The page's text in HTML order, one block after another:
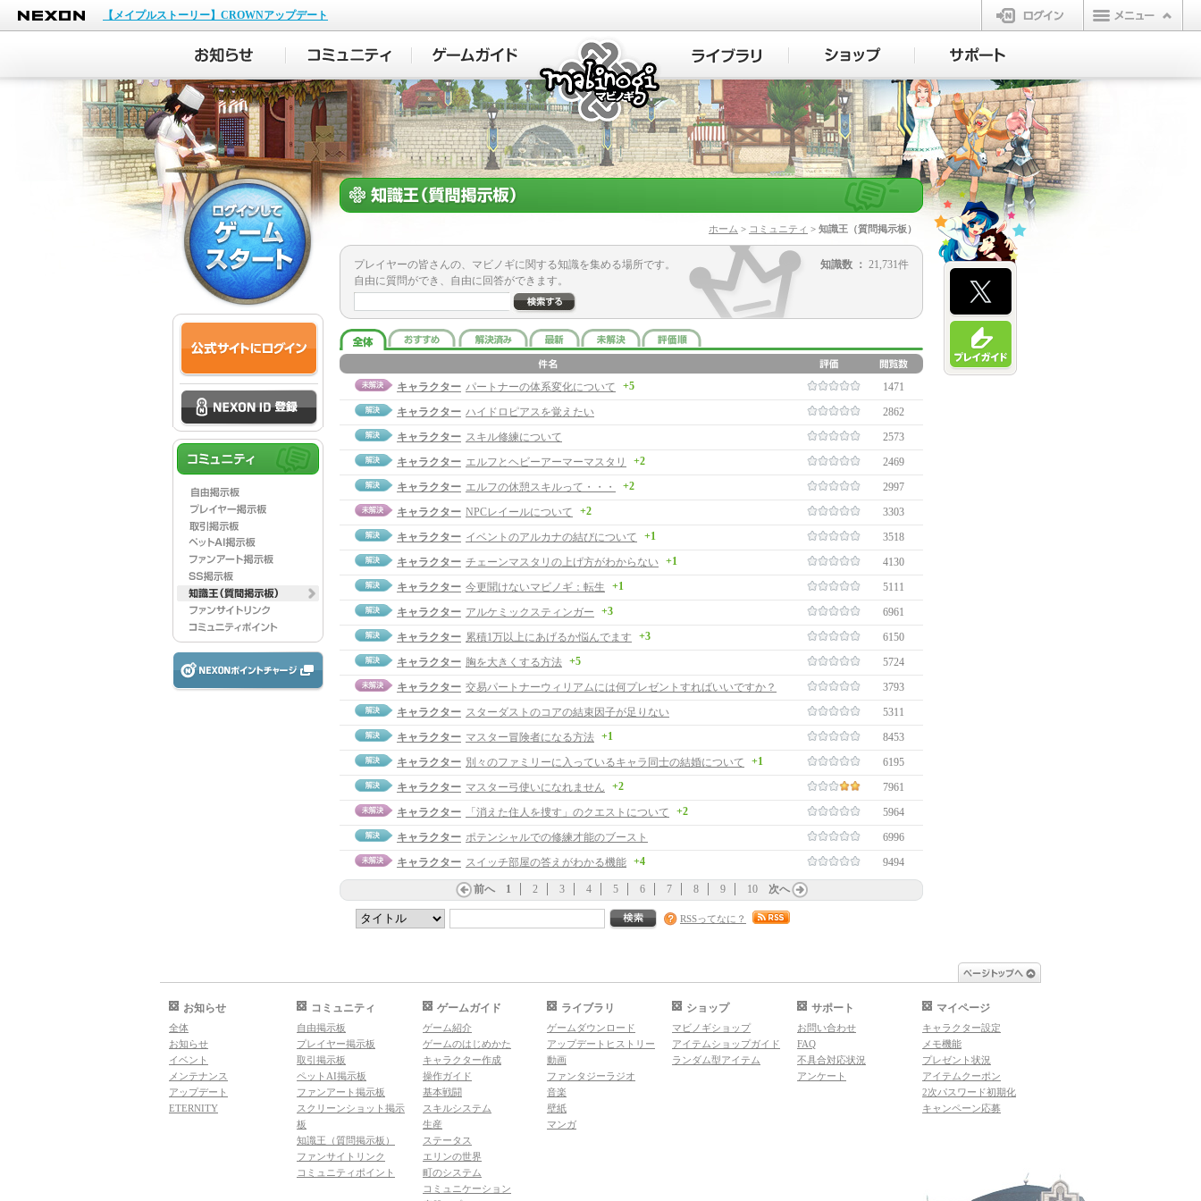
NEXON
【メイプルストーリー】CROWNアップデート
ログイン
マビノギ
ホーム > コミュニティ > 知識王（質問掲示板）
プレイヤーの皆さんの、マビノギに関する知識を集める場所です。
自由に質問ができ、自由に回答ができます。
知識数 ： 21,731件
キャラクター パートナーの体系変化について +5
1471
キャラクター ハイドロピアスを覚えたい
2862
キャラクター スキル修練について
2573
キャラクター エルフとヘビーアーマーマスタリ +2
2469
キャラクター エルフの休憩スキルって・・・ +2
2997
キャラクター NPCレイールについて +2
3303
キャラクター イベントのアルカナの結びについて +1
3518
キャラクター チェーンマスタリの上げ方がわからない +1
4130
キャラクター 今更聞けないマビノギ：転生 +1
5111
キャラクター アルケミックスティンガー +3
6961
キャラクター 累積1万以上にあげるか悩んでます +3
6150
キャラクター 胸を大きくする方法 +5
5724
キャラクター 交易パートナーウィリアムには何プレゼントすればいいですか？
3793
キャラクター スターダストのコアの結束因子が足りない
5311
キャラクター マスター冒険者になる方法 +1
8453
キャラクター 別々のファミリーに入っているキャラ同士の結婚について +1
6195
キャラクター マスター弓使いになれません +2
7961
キャラクター
「消えた住人を捜す」のクエストについて +2
5964
キャラクター ポテンシャルでの修練才能のブースト
6996
キャラクター スイッチ部屋の答えがわかる機能 +4 9494
前へ 1 2 3 4 5 6 7 8 9 10 次へ
RSSってなに？
お知らせ
全体
お知らせ
イベント
メンテナンス
アップデート
ETERNITY
コミュニティ
自由掲示板
プレイヤー掲示板
取引掲示板
ペットAI掲示板
ファンアート掲示板
スクリーンショット掲示
板
知識王（質問掲示板）
ファンサイトリンク
コミュニティポイント
ゲームガイド
ゲーム紹介
ゲームのはじめかた
キャラクター作成
操作ガイド
基本戦闘
スキルシステム
生産
ステータス
エリンの世界
町のシステム
コミュニケーション
ライブラリ
ゲームダウンロード
アップデートヒストリー
動画
ファンタジーラジオ
音楽
壁紙
マンガ
ショップ
マビノギショップ
アイテムショップガイド
ランダム型アイテム
サポート
お問い合わせ
FAQ
不具合対応状況
アンケート
マイページ
キャラクター設定
メモ機能
プレゼント状況
アイテムクーポン
2次パスワード初期化
キャンペーン応募